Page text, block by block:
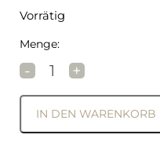
Vorrätig
Menge:
-
DAN-FORM
+
IN DEN WARENKORB